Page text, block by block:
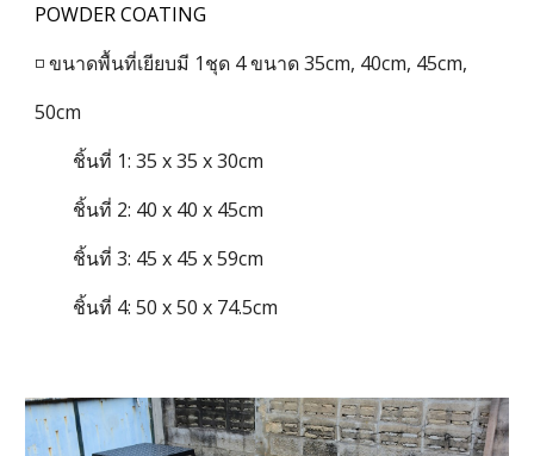
POWDER COATING
◽ ขนาดพื้นที่เยียบมี 1ชุด 4 ขนาด35cm, 40cm, 45cm,
50cm
ชิ้นที่ 1: 35 x 35 x 30cm
ชิ้นที่ 2: 40 x 40 x 45cm
ชิ้นที่3: 45 x 45 x 59cm
ชิ้นที่ 4: 50 x 50 x 74.5cm